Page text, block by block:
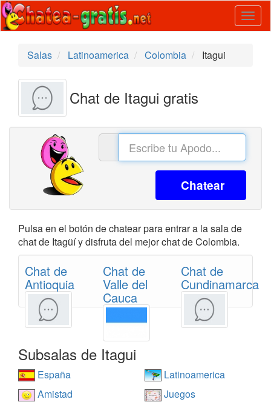
Salas
Latinoamerica Colombia Itagui
Chat de Itagui gratis
Chatear
Pulsa en el botón de chatear para entrar a la sala de
chat de Itagüí y disfruta del mejor chat de Colombia.
Chat de
Antioquia
Chat de
Valle del
Cauca
Chat de
Cundinamarca
Subsalas de Itagui
España
Latinoamerica
Amistad
Juegos